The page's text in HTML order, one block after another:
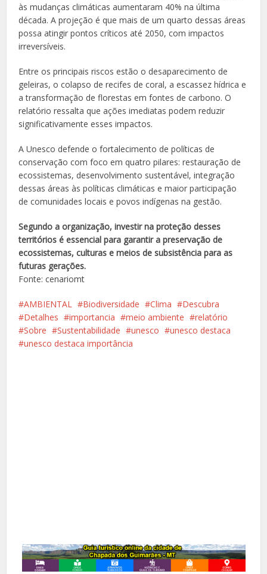
às mudanças climáticas aumentaram 40% na última
década. A projeção é que mais de um quarto dessas áreas
possa atingir pontos críticos até 2050, com impactos
irreversíveis.
Entre os principais riscos estão o desaparecimento de
geleiras, o colapso de recifes de coral, a escassez hídrica e
a transformação de florestas em fontes de carbono. O
relatório ressalta que ações imediatas podem reduzir
significativamente esses impactos.
A Unesco defende o fortalecimento de políticas de
conservação com foco em quatro pilares: restauração de
ecossistemas, desenvolvimento sustentável, integração
dessas áreas às políticas climáticas e maior participação
de comunidades locais e povos indígenas na gestão.
Segundo a organização, investir na proteção desses
territórios é essencial para garantir a preservação de
ecossistemas, culturas e meios de subsistência para as
futuras gerações.
Fonte: cenariomt
AMBIENTAL Biodiversidade Clima
Descubra
Detalhes
importancia meio ambiente
relatório
Sobre
Sustentabilidade unesco
unesco destaca
unesco destaca importância